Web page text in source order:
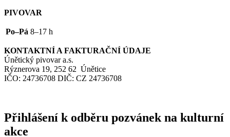
PIVOVAR
Po–Pá 8–17 h
KONTAKTNÍ A FAKTURAČNÍ ÚDAJE
Únětický pivovar a.s.
Rýznerova 19, 252 62 Únětice
IČO: 24736708 DIČ: CZ 24736708
Přihlášení k odběru pozvánek na kulturní
akce